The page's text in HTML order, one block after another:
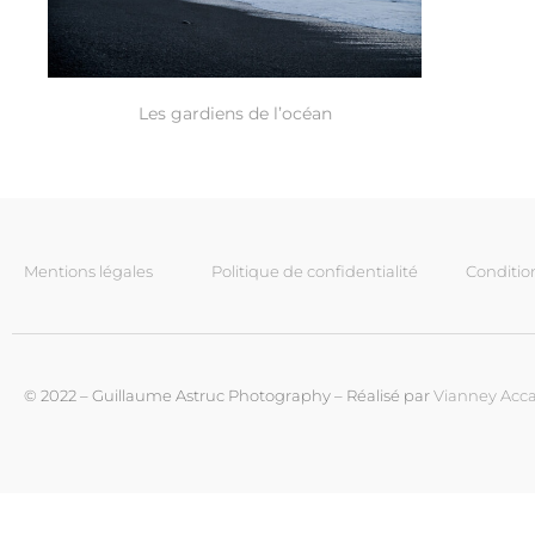
Les gardiens de l’océan
Mentions légales Politique de confidentialité
© 2022 – Guillaume Astruc Photography – Réalisé parVianney